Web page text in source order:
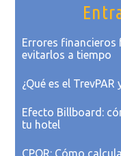
Errores financieros
evitarlos a tiempo
¿Qué es el
Efecto Billboard:
tu hotel
CPOR: Cómo